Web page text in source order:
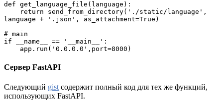
def get_language_file(language):
language + '.json', as_attachment=True)
# main
if __name__ == '__main__':
    app.run('0.0.0.0',port=8000)
Сервер FastAPI
Следующий gist содержит полный код для тех же функций,
использующих FastAPI.